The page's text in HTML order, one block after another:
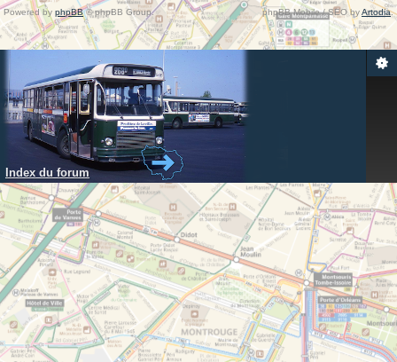
Powered by phpBB© phpBB Group. phpBB Mobile / SEO byArtodia.
Index du forum